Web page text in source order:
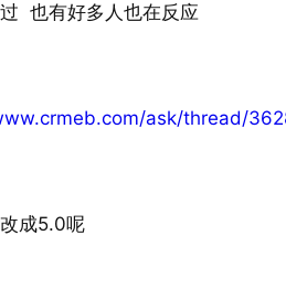
也有好多人也在反应
ask/thread/
成5.0呢